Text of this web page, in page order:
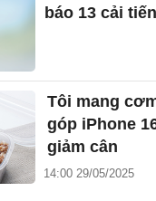
báo 13 cải
Tôi mang
góp iPhone
giảm cân
14:00 29/05/2025